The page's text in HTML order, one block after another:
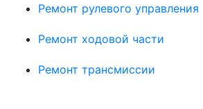
Ремонт рулевого управления
Ремонт ходовой части
Ремонт трансмиссии